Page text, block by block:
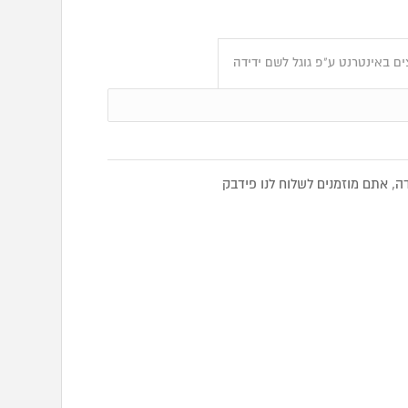
באינטרנט ע"פ גוגל לשם ידידה
אתם מוזמנים לשלוח לנו פידבק